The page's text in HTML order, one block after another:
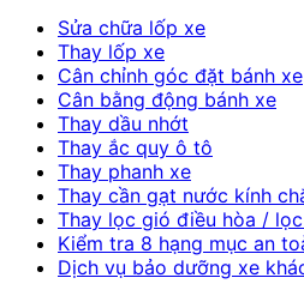
Sửa chữa lốp xe
Thay lốp xe
Cân chỉnh góc đặt bánh xe
Cân bằng động bánh xe
Thay dầu nhớt
Thay ắc quy ô tô
Thay phanh xe
Thay cần gạt nước kính
Thay lọc gió điều hòa /
Kiểm tra 8 hạng mục an
Dịch vụ bảo dưỡng xe